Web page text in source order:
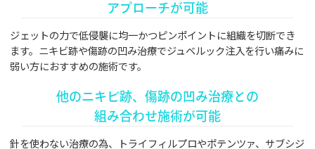
アプローチが可能
ジェットの力で低侵襲に均一かつピンポイントに組織を切断でき
ます。ニキビ跡や傷跡の凹み治療でジュベルック注入を行い痛みに
弱い方におすすめの施術です。
他のニキビ跡、傷跡の凹み治療との
組み合わせ施術が可能
針を使わない治療の為、トライフィルプロやポテンツァ、サブシジ